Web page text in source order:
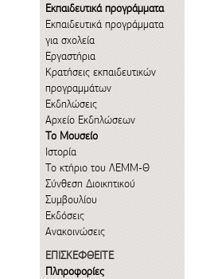
Εκπαιδευτικά προγράμματα
Εκπαιδευτικά προγράμματα
για σχολεία
Εργαστήρια
Κρατήσεις εκπαιδευτικών
προγραμμάτων
Εκδηλώσεις
Αρχείο Εκδηλώσεων
Το Μουσείο
Ιστορία
Το κτήριο του ΛΕΜΜ-Θ
Σύνθεση Διοικητικού
Συμβουλίου
Εκδόσεις
Ανακοινώσεις
ΕΠΙΣΚΕΦΘΕΙΤΕ
Πληροφορίες